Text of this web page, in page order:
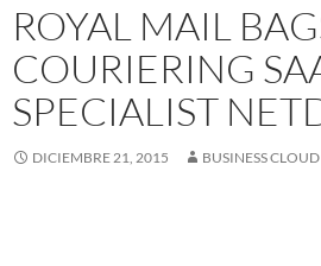
ROYAL MAIL
COURIERING
SPECIALIST
DICIEMBRE 21, 2015 BUSINESS